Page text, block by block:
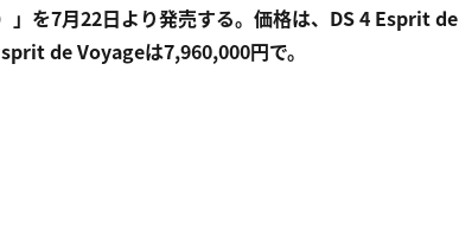
」を7月22日より発売する。価格は、DS 4 Esprit de
de Voyageは7,960,000円で。